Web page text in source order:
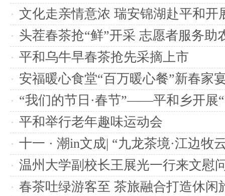
活动精彩启幕
文化走亲情意浓 瑞安锦湖赴平和开
动
头茬春茶抢“鲜”开采 志愿者服务助
平和乌牛早春茶抢先采摘上市
安福暖心食堂“百万暖心餐”新春家
“我们的节日·春节”——平和乡开展
联”主题活动
平和举行老年趣味运动会
十一 · 潮in文成| “九龙茶境·江边牧
超好玩
温州大学副校长王展光一行来文慰
实践队伍
春茶吐绿游客至 茶旅融合打造休闲